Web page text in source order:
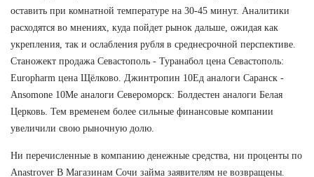
оставить при комнатной температуре на 30-45 минут. Аналитики
расходятся во мнениях, куда пойдет рынок дальше, ожидая как
укрепления, так и ослабления рубля в среднесрочной перспективе.
Станожект продажа Севастополь - Туранабол цена Севастополь:
Europharm цена Щёлково. Джинтропин 10Ед аналоги Саранск -
Ansomone 10Me аналоги Североморск: Болдестен аналоги Белая
Церковь. Тем временем более сильные финансовые компании
увеличили свою рыночную долю.
Ни перечисленные в компанию денежные средства, ни проценты по
Anastrover В Магазинам Сочи займа заявителям не возвращены.